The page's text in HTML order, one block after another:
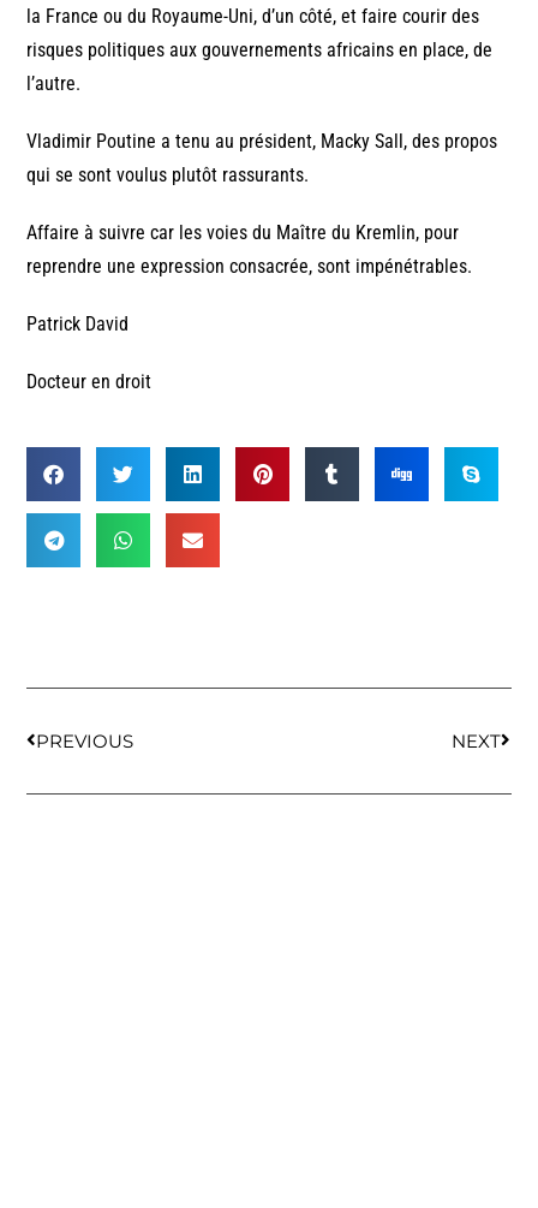
la France ou du Royaume-Uni, d’un côté, et faire courir des
risques politiques aux gouvernements africains en place, de
l’autre.
Vladimir Poutine a tenu au président, Macky Sall, des propos
qui se sont voulus plutôt rassurants.
Affaire à suivre car les voies du Maître du Kremlin, pour
reprendre une expression consacrée, sont impénétrables.
Patrick David
Docteur en droit
PREVIOUS NEXT